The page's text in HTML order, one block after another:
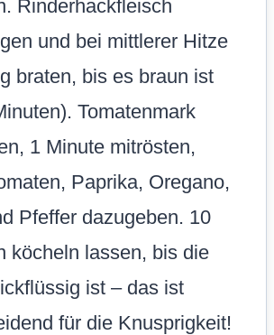
Rinderhackfleisch
und bei mittlerer Hitze
braten, bis es braun ist
Tomatenmark
1 Minute mitrösten,
Paprika, Oregano,
Pfeffer dazugeben. 10
köcheln lassen, bis die
ist – das ist
für die Knusprigkeit!